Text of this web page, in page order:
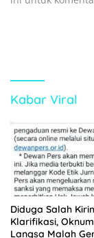
Kabar Viral
Diduga Salah
Klarifikasi, Oknum
Langsa Malah